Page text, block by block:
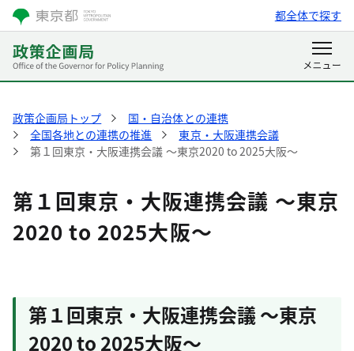
都全体で探す
政策企画局トップ
国・自治体との連携
全国各地との連携の推進
東京・大阪連携会議
第１回東京・大阪連携会議 ～東京2020 to 2025大阪～
第１回東京・大阪連携会議 ～東京
2020 to 2025大阪～
第１回東京・大阪連携会議 ～東京
2020 to 2025大阪～